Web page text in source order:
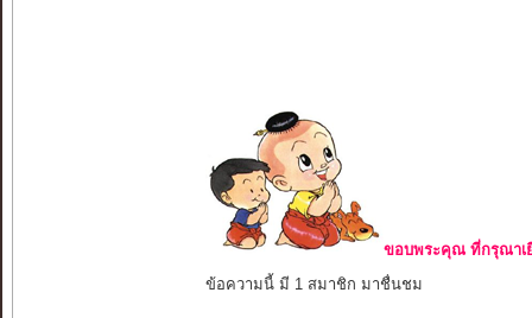
ขอบพระคุณ ที่กรุณาเ
ข้อความนี้ มี 1 สมาชิก มาชื่นชม